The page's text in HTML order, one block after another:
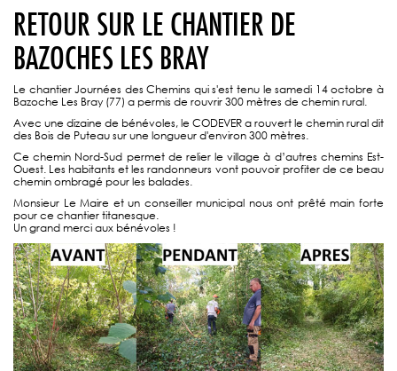
RETOUR SUR LE CHANTIER DE
BAZOCHES LES BRAY
Le chantier Journées des Chemins qui s'est tenu le samedi 14 octobre à
Bazoche Les Bray (77) a permis de rouvrir 300 mètres de chemin rural.
Avec une dizaine de bénévoles, le CODEVER a rouvert le chemin rural dit
des Bois de Puteau sur une longueur d'environ 300 mètres.
Ce chemin Nord-Sud permet de relier le village à d’autres chemins Est-
Ouest. Les habitants et les randonneurs vont pouvoir profiter de ce beau
chemin ombragé pour les balades.
Monsieur Le Maire et un conseiller municipal nous ont prêté main forte
pour ce chantier titanesque.
Un grand merci aux bénévoles !